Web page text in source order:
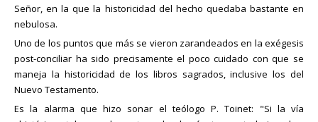
Señor, en la que la historicidad del hecho quedaba bastante en
nebulosa.
Uno de los puntos que más se vieron zarandeados en la exégesis
post-conciliar ha sido precisamente el poco cuidado con que se
maneja la historicidad de los libros sagrados, inclusive los del
Nuevo Testamento.
Es la alarma que hizo sonar el teólogo P. Toinet: "Si la vía